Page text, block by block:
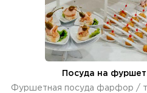
Посуда на
Фуршетная посуда фарфор /